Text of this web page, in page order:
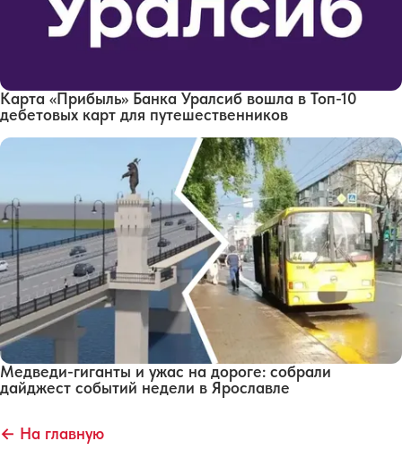
Карта «Прибыль» Банка Уралсиб вошла в Топ-10
дебетовых карт для путешественников
Медведи-гиганты и ужас на дороге: собрали
дайджест событий недели в Ярославле
← На главную